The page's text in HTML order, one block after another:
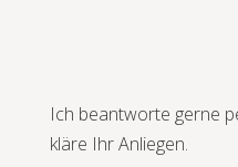
Ich beantworte gerne
kläre Ihr Anliegen.